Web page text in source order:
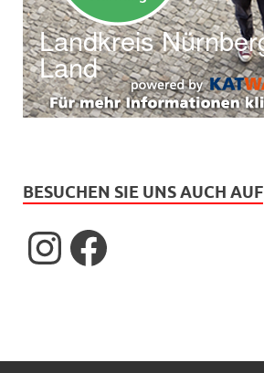
BESUCHEN SIE UNS AUCH AUF